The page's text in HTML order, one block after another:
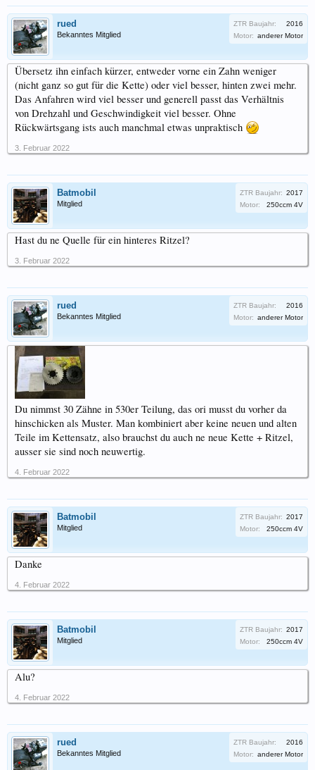
rued
Bekanntes Mitglied
ZTR Baujahr:
2016
Motor: anderer Motor
Übersetz ihn einfach kürzer, entweder vorne ein Zahn weniger
(nicht ganz so gut für die Kette) oder viel besser, hinten zwei mehr.
Das Anfahren wird viel besser und generell passt das Verhältnis
von Drehzahl und Geschwindigkeit viel besser. Ohne
Rückwärtsgang ists auch manchmal etwas unpraktisch
3. Februar 2022
Batmobil
Mitglied
ZTR Baujahr: 2017
Motor:
250ccm 4V
Hast du ne Quelle für ein hinteres Ritzel?
3. Februar 2022
rued
Bekanntes Mitglied
ZTR Baujahr:
2016
Motor: anderer Motor
Du nimmst 30 Zähne in 530er Teilung, das ori musst du vorher da
hinschicken als Muster. Man kombiniert aber keine neuen und alten
Teile im Kettensatz, also brauchst du auch ne neue Kette + Ritzel,
ausser sie sind noch neuwertig.
4. Februar 2022
Batmobil
Mitglied
ZTR Baujahr: 2017
Motor:
250ccm 4V
Danke
4. Februar 2022
Batmobil
Mitglied
ZTR Baujahr: 2017
Motor:
250ccm 4V
Alu?
4. Februar 2022
rued
Bekanntes Mitglied
ZTR Baujahr:
2016
Motor: anderer Motor